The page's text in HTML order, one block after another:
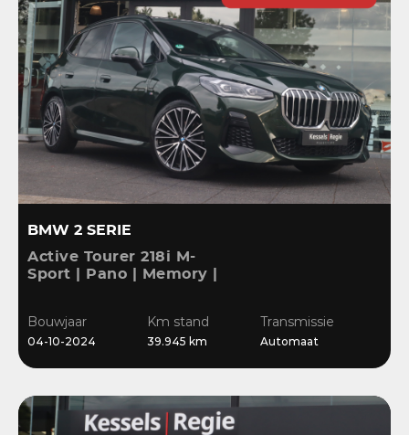
BMW 2 SERIE
Active Tourer 218i M-
Sport | Pano | Memory |
Massage |
Stuur/Stoelverwarming |
Bouwjaar
04-10-2024
Km stand
39.945 km
Transmissie
Automaat